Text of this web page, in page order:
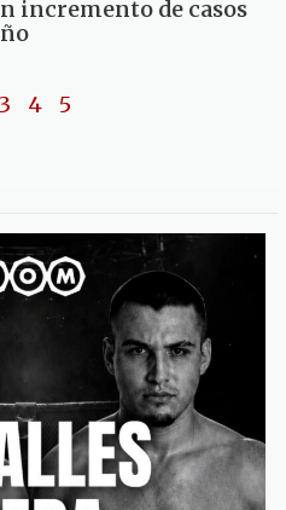
incremento de casos
3 4 5